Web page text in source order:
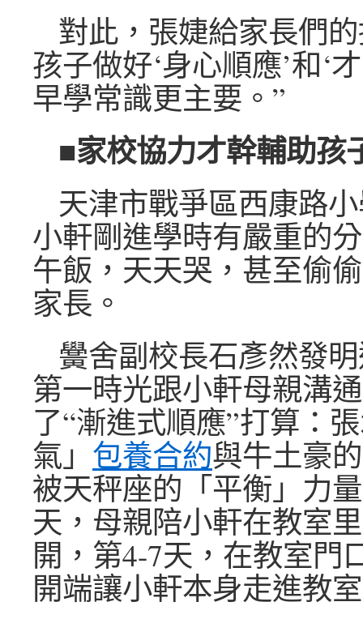
對此，張婕給家長們
孩子做好‘身心順應’和‘
早學常識更主要。”
■家校協力才幹輔助孩
天津市戰爭區西康路
小軒剛進學時有嚴重的
午飯，天天哭，甚至偷
家長。
黌舍副校長石彥然發
第一時光跟小軒母親溝
了“漸進式順應”打算：
氣」 包養合約與牛土豪
被天秤座的「平衡」力
天，母親陪小軒在教室
開，第4-7天，在教室門
開端讓小軒本身走進教